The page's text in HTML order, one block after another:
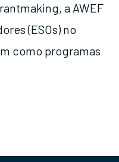
a AWEF
(ESOs) no
como programas